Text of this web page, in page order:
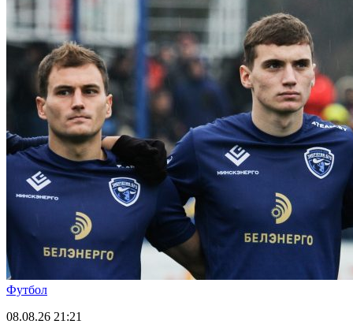
Футбол
08.08.26 21:21